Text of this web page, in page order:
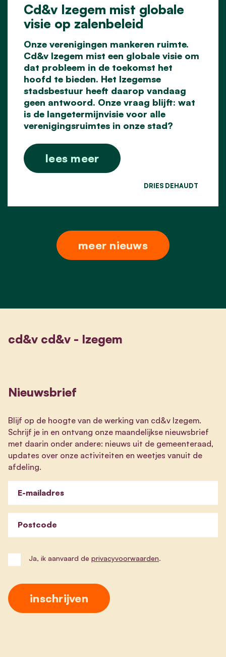
Cd&v Izegem mist globale
visie op zalenbeleid
Onze verenigingen mankeren ruimte.
Cd&v Izegem mist een globale visie om
dat probleem in de toekomst het
hoofd te bieden. Het Izegemse
stadsbestuur heeft daarop vandaag
geen antwoord. Onze vraag blijft: wat
is de langetermijnvisie voor alle
verenigingsruimtes in onze stad?
lees meer
DRIES DEHAUDT
meer nieuws
cd&v cd&v - Izegem
Nieuwsbrief
Blijf op de hoogte van de werking van cd&v Izegem.
Schrijf je in en ontvang onze maandelijkse nieuwsbrief
met daarin onder andere: nieuws uit de gemeenteraad,
updates over onze activiteiten en weetjes vanuit de
afdeling.
E-mailadres
Postcode
Ja, ik aanvaard de privacyvoorwaarden.